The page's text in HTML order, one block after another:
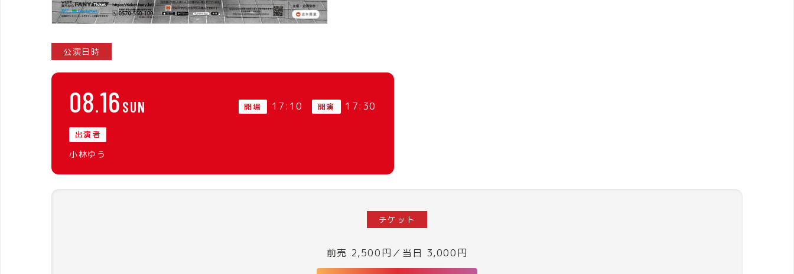
公演日時
08 16 SUN 開場 17:10 開演 17:30
出演者
小林ゆう
チケット
前売 2,500円／当日 3,000円